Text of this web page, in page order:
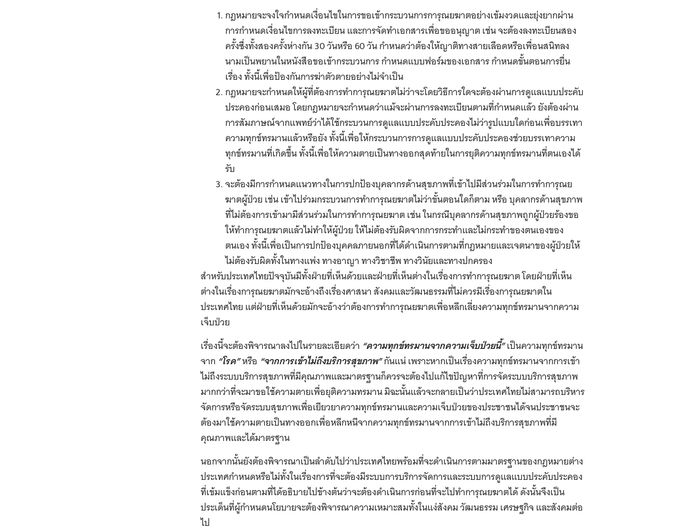
กฎหมายจะจงใจกำหนดเงื่อนไขในการขอเข้ากระบวนการการุณยฆาตอย่างเข้มงวดและยุ่งยากผ่าน
การกำหนดเงื่อนไขการลงทะเบียน และการจัดทำเอกสารเพื่อขออนุญาต เช่น จะต้องลงทะเบียนสอง
ครั้งซึ่งทั้งสองครั้งห่างกัน 30 วันหรือ 60 วัน กำหนดว่าต้องให้ญาติทางสายเลือดหรือเพื่อนสนิทลง
นามเป็นพยานในหนังสือขอเข้ากระบวนการ กำหนดแบบฟอร์มของเอกสาร กำหนดขั้นตอนการยื่น
เรื่อง ทั้งนี้เพื่อป้องกันการฆ่าตัวตายอย่างไม่จำเป็น
กฎหมายจะกำหนดให้ผู้ที่ต้องการทำการุณยฆาตไม่ว่าจะโดยวิธีการใดจะต้องผ่านการดูแลแบบประคับ
ประคองก่อนเสมอ โดยกฎหมายจะกำหนดว่าแม้จะผ่านการลงทะเบียนตามที่กำหนดแล้ว ยังต้องผ่าน
การสัมภาษณ์จากแพทย์ว่าได้ใช้กระบวนการดูแลแบบประคับประคองไม่ว่ารูปแบบใดก่อนเพื่อบรรเทา
ความทุกข์ทรมานแล้วหรือยัง ทั้งนี้เพื่อให้กระบวนการการดูแลแบบประคับประคองช่วยบรรเทาความ
ทุกข์ทรมานที่เกิดขึ้น ทั้งนี้เพื่อให้ความตายเป็นทางออกสุดท้ายในการยุติความทุกข์ทรมานที่ตนเองได้
รับ
จะต้องมีการกำหนดแนวทางในการปกป้องบุคลากรด้านสุขภาพที่เข้าไปมีส่วนร่วมในการทำการุณย
ฆาตผู้ป่วย เช่น เข้าไปร่วมกระบวนการทำการุณยฆาตไม่ว่าขั้นตอนใดก็ตาม หรือ บุคลากรด้านสุขภาพ
ที่ไม่ต้องการเข้ามามีส่วนร่วมในการทำการุณยฆาต เช่น ในกรณีบุคลากรด้านสุขภาพถูกผู้ป่วยร้องขอ
ให้ทำการุณยฆาตแล้วไม่ทำให้ผู้ป่วย ให้ไม่ต้องรับผิดจากการกระทำและไม่กระทำของตนเองของ
ตนเอง ทั้งนี้เพื่อเป็นการปกป้องบุคคลภายนอกที่ได้ดำเนินการตามที่กฎหมายและเจตนาของผู้ป่วยให้
ไม่ต้องรับผิดทั้งในทางแพ่ง ทางอาญา ทางวิชาชีพ ทางวินัยและทางปกครอง
สำหรับประเทศไทยปัจจุบันมีทั้งฝ่ายที่เห็นด้วยและฝ่ายที่เห็นต่างในเรื่องการทำการุณยฆาต โดยฝ่ายที่เห็น
ต่างในเรื่องการุณยฆาตมักจะอ้างถึงเรื่องศาสนา สังคมและวัฒนธรรมที่ไม่ควรมีเรื่องการุณยฆาตใน
ประเทศไทย แต่ฝ่ายที่เห็นด้วยมักจะอ้างว่าต้องการทำการุณยฆาตเพื่อหลีกเลี่ยงความทุกข์ทรมานจากความ
เจ็บป่วย
เรื่องนี้จะต้องพิจารณาลงไปในรายละเอียดว่า “ความทุกข์ทรมานจากความเจ็บป่วยนี้”เป็นความทุกข์ทรมาน
จาก “โรค”หรือ “จากการเข้าไม่ถึงบริการสุขภาพ”กันแน่ เพราะหากเป็นเรื่องความทุกข์ทรมานจากการเข้า
ไม่ถึงระบบบริการสุขภาพที่มีคุณภาพและมาตรฐานก็ควรจะต้องไปแก้ไขปัญหาที่การจัดระบบบริการสุขภาพ
มากกว่าที่จะมาขอใช้ความตายเพื่อยุติความทรมาน มิฉะนั้นแล้วจะกลายเป็นว่าประเทศไทยไม่สามารถบริหาร
จัดการหรือจัดระบบสุขภาพเพื่อเยียวยาความทุกข์ทรมานและความเจ็บป่วยของประชาชนได้จนประชาชนจะ
ต้องมาใช้ความตายเป็นทางออกเพื่อหลีกหนีจากความทุกข์ทรมานจากการเข้าไม่ถึงบริการสุขภาพที่มี
คุณภาพและได้มาตรฐาน
นอกจากนั้นยังต้องพิจารณาเป็นลำดับไปว่าประเทศไทยพร้อมที่จะดำเนินการตามมาตรฐานของกฎหมายต่าง
ประเทศกำหนดหรือไม่ทั้งในเรื่องการที่จะต้องมีระบบการบริการจัดการและระบบการดูแลแบบประคับประคอง
ที่เข้มแข็งก่อนตามที่ได้อธิบายไปข้างต้นว่าจะต้องดำเนินการก่อนที่จะไปทำการุณยฆาตได้ ดังนั้นจึงเป็น
ประเด็นที่ผู้กำหนดนโยบายจะต้องพิจารณาความเหมาะสมทั้งในแง่สังคม วัฒนธรรม เศรษฐกิจ และสังคมต่อ
ไป